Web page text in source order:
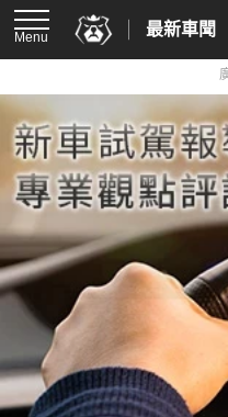
Menu 最新車聞